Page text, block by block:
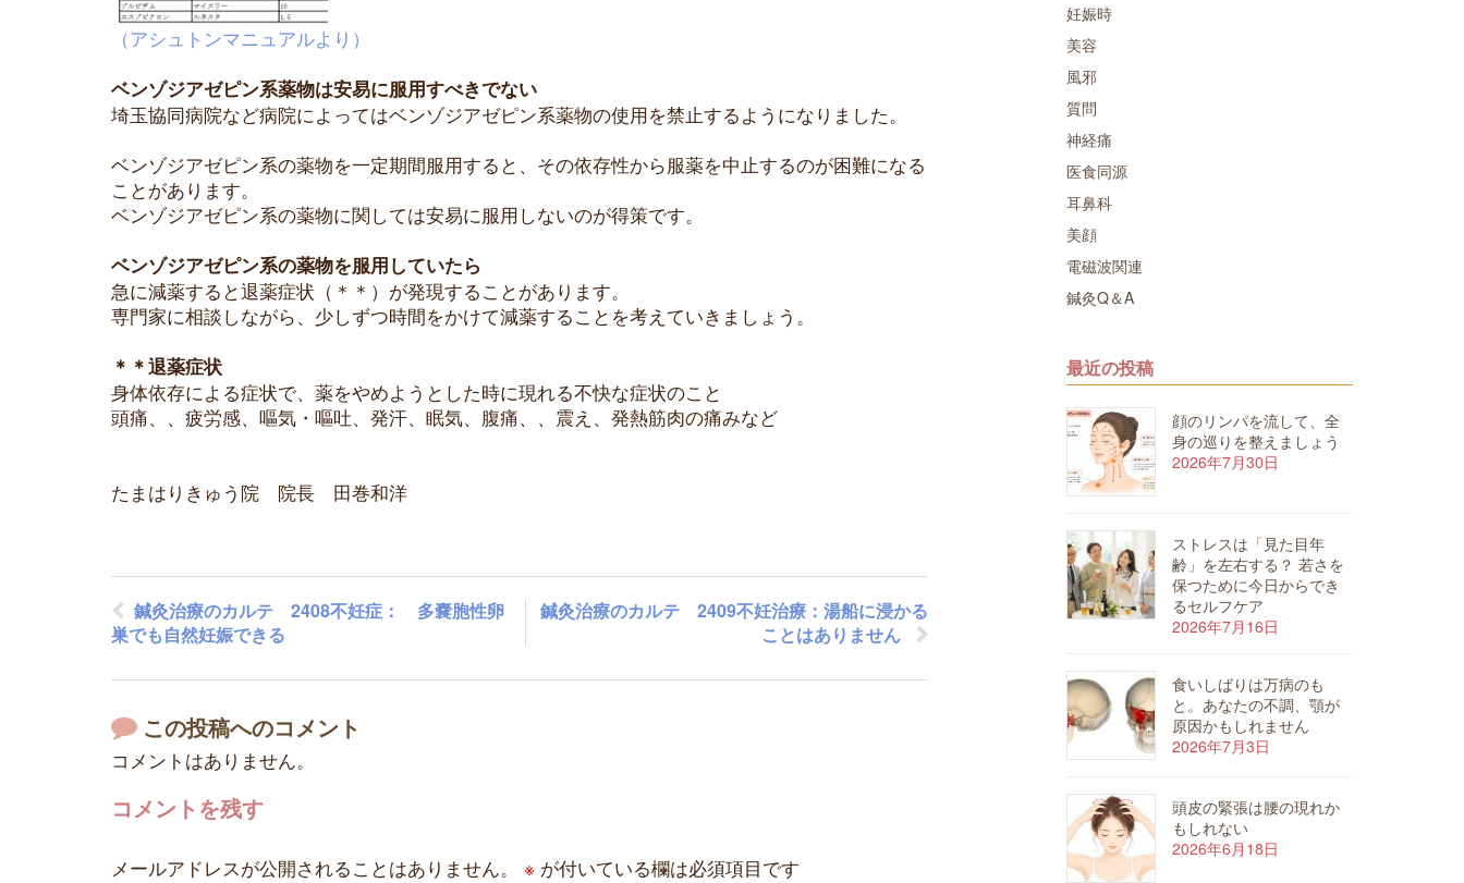
（アシュトンマニュアルより）
ベンゾジアゼピン系薬物は安易に服用すべきでない
埼玉協同病院など病院によってはベンゾジアゼピン系薬物の使用を禁止するようになりました。
ベンゾジアゼピン系の薬物を一定期間服用すると、その依存性から服薬を中止するのが困難になる
ことがあります。
ベンゾジアゼピン系の薬物に関しては安易に服用しないのが得策です。
ベンゾジアゼピン系の薬物を服用していたら
急に減薬すると退薬症状（＊＊）が発現することがあります。
専門家に相談しながら、少しずつ時間をかけて減薬することを考えていきましょう。
＊＊退薬症状
身体依存による症状で、薬をやめようとした時に現れる不快な症状のこと
頭痛、、疲労感、嘔気・嘔吐、発汗、眠気、腹痛、、震え、発熱筋肉の痛みなど
たまはりきゅう院 院長 田巻和洋
鍼灸治療のカルテ 2408不妊症： 多嚢胞性卵
巣でも自然妊娠できる
鍼灸治療のカルテ 2409不妊治療：湯船に浸かる
ことはありません
この投稿へのコメント
コメントはありません。
コメントを残す
メールアドレスが公開されることはありません。 ※ が付いている欄は必須項目です
妊娠時
美容
風邪
質問
神経痛
医食同源
耳鼻科
美顔
電磁波関連
鍼灸Q＆A
最近の投稿
顔のリンパを流して、全
身の巡りを整えましょう
2026年7月30日
ストレスは「見た目年
齢」を左右する？ 若さを
保つために今日からでき
るセルフケア
2026年7月16日
食いしばりは万病のも
と。あなたの不調、顎が
原因かもしれません
2026年7月3日
頭皮の緊張は腰の現れか
もしれない
2026年6月18日